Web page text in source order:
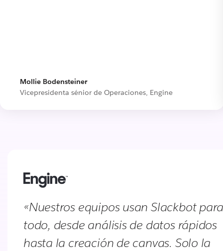
Mollie Bodensteiner
Vicepresidenta sénior de Operaciones, Engine
«Nuestros equipos usan Slackbot
todo, desde análisis de datos rápidos
hasta la creación de canvas. Solo la